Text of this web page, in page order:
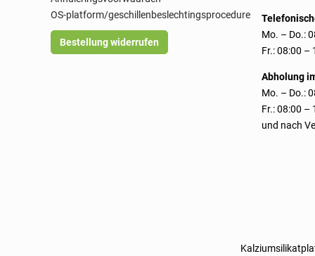
OS-platform/geschillenbeslechtingsprocedure
Bestellung widerrufen
Mo. – Do.:
Fr.: 08:00 –
Abholung
Mo. – Do.:
Fr.: 08:00 –
und nach